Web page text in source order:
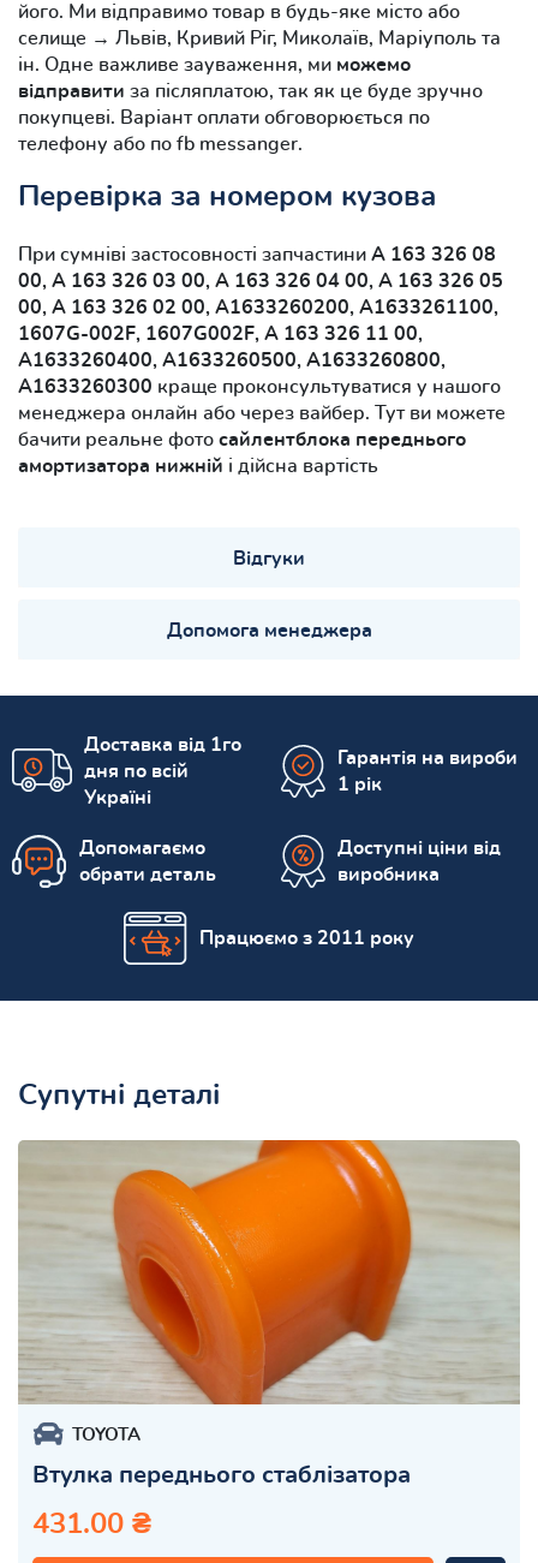
його. Ми відправимо товар в будь-яке місто або
селище → Львів, Кривий Ріг, Миколаїв, Маріуполь та
ін. Одне важливе зауваження, ми можемо
відправити за післяплатою, так як це буде зручно
покупцеві. Варіант оплати обговорюється по
телефону або по fb messanger.
Перевірка за номером кузова
При сумніві застосовності запчастини A 163 326 08
00, A 163 326 03 00, A 163 326 04 00, A 163 326 05
00, A 163 326 02 00, A1633260200, A1633261100,
1607G-002F, 1607G002F, A 163 326 11 00,
A1633260400, A1633260500, A1633260800,
A1633260300 краще проконсультуватися у нашого
менеджера онлайн або через вайбер. Тут ви можете
бачити реальне фото сайлентблока переднього
амортизатора нижній і дійсна вартість
Відгуки
Допомога менеджера
Доставка від 1го
дня по всій
Україні
Гарантія на вироби
1 рік
Допомагаємо
обрати деталь
Доступні ціни від
виробника
Працюємо з 2011 року
Супутні деталі
TOYOTA
Втулка переднього стаблізатора
431.00 ₴